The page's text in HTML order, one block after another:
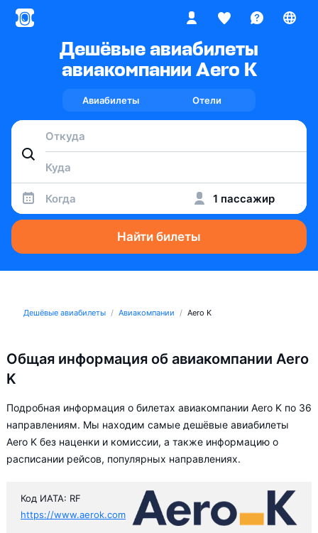
Дешёвые авиабилеты
авиакомпании Aero K
Авиабилеты Отели
Когда 1 пассажир
Найти билеты
Дешёвые авиабилеты Авиакомпании Aero K
Общая информация об авиакомпании Aero
K
Подробная информация о билетах авиакомпании Aero K по 36
направлениям. Мы находим самые дешёвые авиабилеты
Aero K без наценки и комиссии, а также информацию о
расписании рейсов, популярных направлениях.
Код ИАТА: RF
https://www.aerok.com